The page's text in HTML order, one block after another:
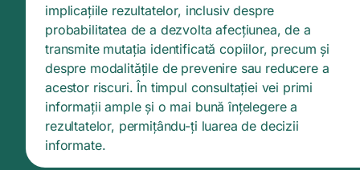
implicațiile rezultatelor, inclusiv despre
probabilitatea de a dezvolta afecțiunea, de a
transmite mutația identificată copiilor, precum și
despre modalitățile de prevenire sau reducere a
acestor riscuri. În timpul consultației vei primi
informații ample și o mai bună înțelegere a
rezultatelor, permițându-ți luarea de decizii
informate.